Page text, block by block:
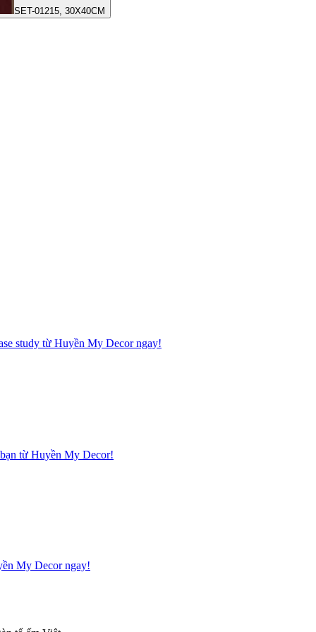
SET-01215, 30X40CM
study từ Huyền My Decor ngay!
từ Huyền My Decor!
My Decor ngay!